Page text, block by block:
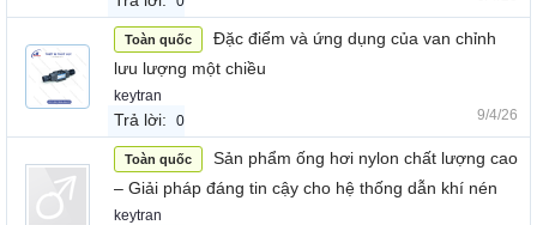
Toàn quốc
Đặc điểm và ứng dụng của van chỉnh
lưu lượng một chiều
keytran
Trả lời: 0 9/4/26
Toàn quốc
Sản phẩm ống hơi nylon chất lượng cao
– Giải pháp đáng tin cậy cho hệ thống dẫn khí nén
keytran